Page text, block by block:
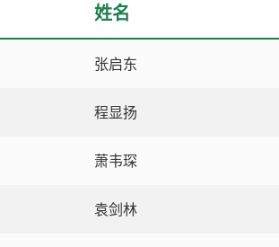
姓名
张启东
程显扬
萧韦琛
袁剑林